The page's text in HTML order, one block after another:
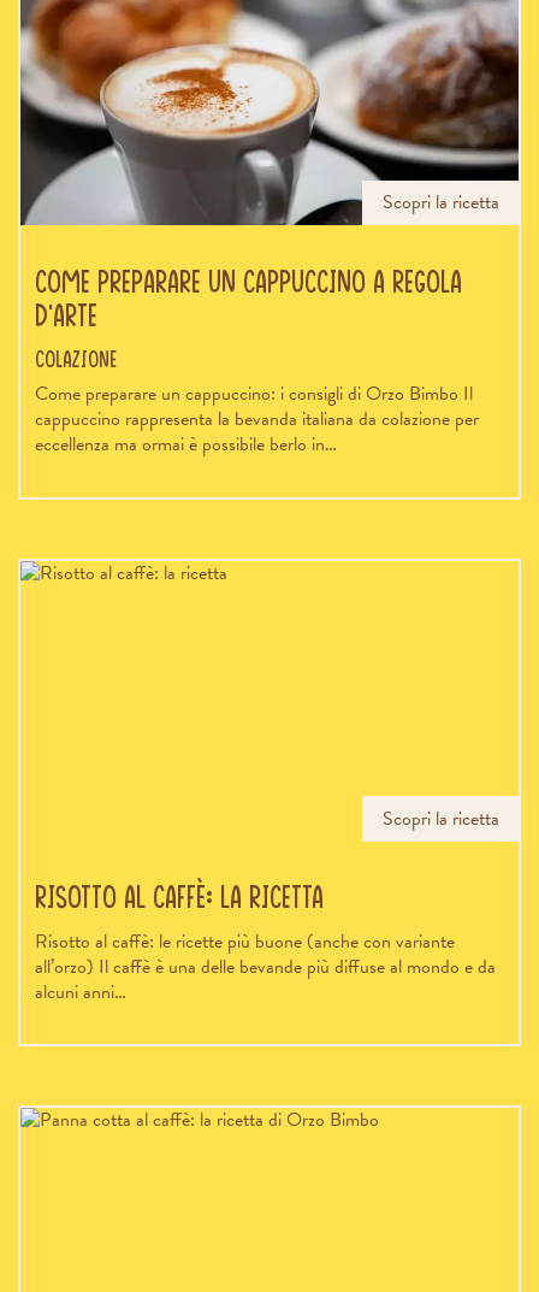
Scopri la ricetta
Come preparare un cappuccino a regola
d’arte
Colazione
Come preparare un cappuccino: i consigli di Orzo Bimbo Il
cappuccino rappresenta la bevanda italiana da colazione per
eccellenza ma ormai è possibile berlo in…
Scopri la ricetta
Risotto al caffè: la ricetta
Risotto al caffè: le ricette più buone (anche con variante
all’orzo) Il caffè è una delle bevande più diffuse al mondo e da
alcuni anni…